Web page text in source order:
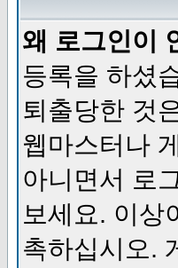
왜 로그인이
등록을 하셨
퇴출당한 것
웹마스터나
아니면서 로
보세요. 이상
촉하십시오.